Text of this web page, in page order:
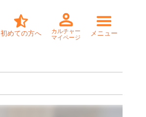
初めての方へ
カルチャー
マイページ
メニュー